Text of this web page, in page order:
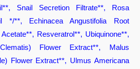
Snail Secretion Filtrate**, Rosa
*/**, Echinacea Angustifolia Root
Resveratrol**, Ubiquinone**,
Flower Extract**, Malus
Flower Extract**, Ulmus Americana